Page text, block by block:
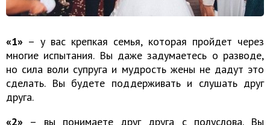
«1» – у вас крепкая семья, которая пройдет через
многие испытания. Вы даже задумаетесь о разводе,
но сила воли супруга и мудрость жены не дадут это
сделать. Вы будете поддерживать и слушать друг
друга.
«2» – вы понимаете друг друга с полуслова. Вы